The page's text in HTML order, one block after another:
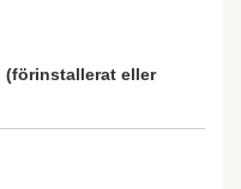
(förinstallerat eller